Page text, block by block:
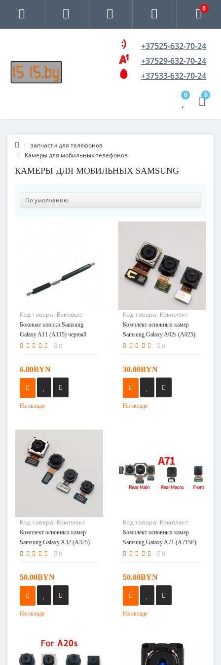
0
+37525-632-70-24
+37529-632-70-24
+37533-632-70-24
0 0
запчасти для телефонов
Камеры для мобильных телефонов
КАМЕРЫ ДЛЯ МОБИЛЬНЫХ SAMSUNG
Код товара: Боковые
кнопки Samsung Galaxy
A11 (A115) черный
Боковые кнопки Samsung
Galaxy A11 (A115) черный
0
6.00BYN
На складе
Код товара: Комплект
основных камер Samsung
Galaxy A02s (A025)
Комплект основных камер
Samsung Galaxy A02s (A025)
0
30.00BYN
На складе
Код товара: Комплект
основных камер Samsung
Galaxy A32 (A325)
Комплект основных камер
Samsung Galaxy A32 (A325)
0
50.00BYN
На складе
Код товара: Комплект
основных камер Samsung
Galaxy A71 (A715F)
Комплект основных камер
Samsung Galaxy A71 (A715F)
0
50.00BYN
На складе